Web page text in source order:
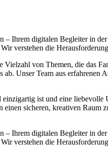
Ihrem digitalen Begleiter in
verstehen die
Vielzahl von Themen, die das
Unser Team aus erfahrenen
einzigartig ist und eine
sicheren, kreativen Raum
Ihrem digitalen Begleiter in
verstehen die